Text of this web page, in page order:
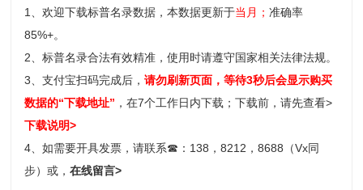
1、欢迎下载标普名录数据，本数据更新于当月；准确率
85%+。
2、标普名录合法有效精准，使用时请遵守国家相关法律法规。
3、支付宝扫码完成后，请勿刷新页面，等待3秒后会显示购买
数据的“下载地址” ，在7个工作日内下载；下载前，请先查看>
下载说明>
4、如需要开具发票，请联系☎ ：138，8212，8688（Vx同
步）或，在线留言>